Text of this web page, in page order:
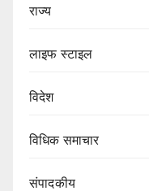
राज्य
लाइफ स्टाइल
विदेश
विधिक समाचार
संपादकीय